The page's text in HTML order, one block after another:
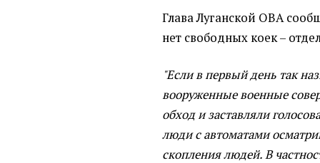
Глава Луганской ОВА
нет свободных коек –
"Если в первый день так
вооруженные военные
обход и заставляли
люди с автоматами
скопления людей. В